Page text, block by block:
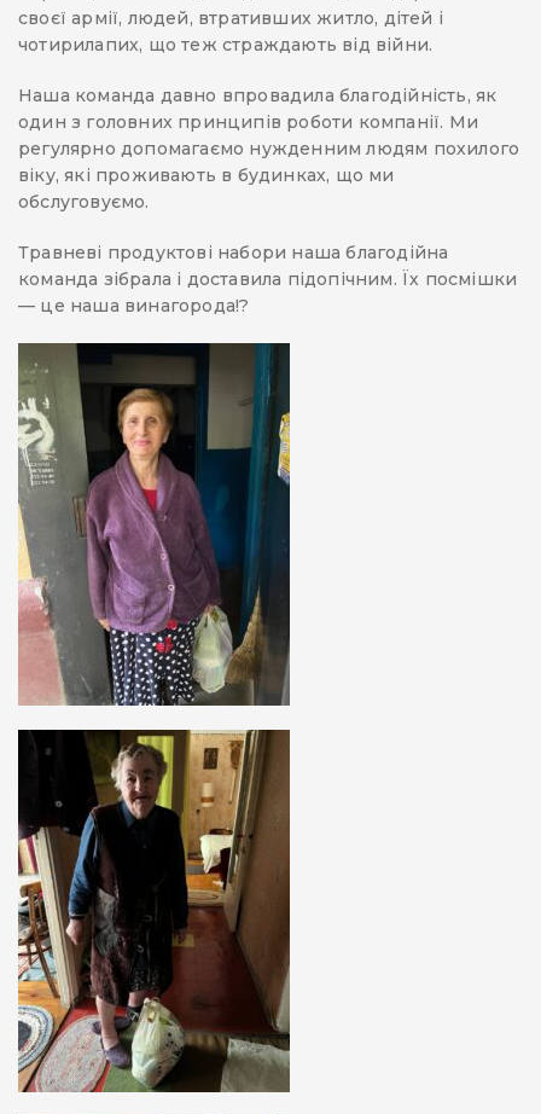
своєї армії, людей, втративших житло, дітей і
чотирилапих, що теж страждають від війни.
Наша команда давно впровадила благодійність, як
один з головних принципів роботи компанії. Ми
регулярно допомагаємо нужденним людям похилого
віку, які проживають в будинках, що ми
обслуговуємо.
Травневі продуктові набори наша благодійна
команда зібрала і доставила підопічним. Їх посмішки
— це наша винагорода!?